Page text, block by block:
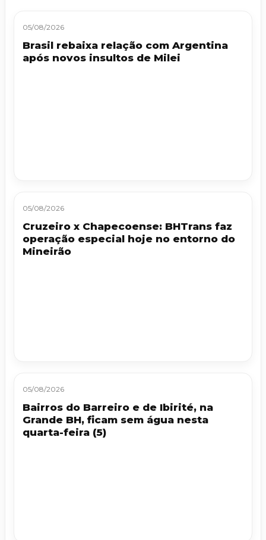
05/08/2026
Brasil rebaixa relação com Argentina
após novos insultos de Milei
05/08/2026
Cruzeiro x Chapecoense: BHTrans faz
operação especial hoje no entorno do
Mineirão
05/08/2026
Bairros do Barreiro e de Ibirité, na
Grande BH, ficam sem água nesta
quarta-feira (5)